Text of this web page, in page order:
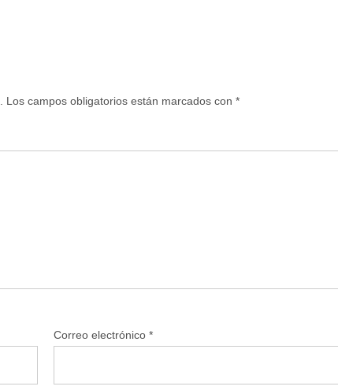
Los campos obligatorios están marcados con *
Correo electrónico *